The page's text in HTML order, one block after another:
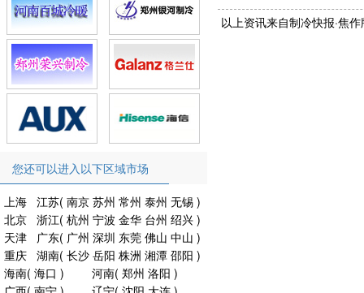
您还可以进入以下区域市场
上海 江苏( 南京 苏州 常州 泰州 无锡 )
北京 浙江( 杭州 宁波 金华 台州 绍兴 )
天津
广东( 广州 深圳 东莞 佛山 中山 )
重庆 湖南( 长沙 岳阳 株洲 湘潭 邵阳 )
海南( 海口 ) 河南( 郑州 洛阳 )
e数据为证！海尔磁悬浮
以上资讯来自制冷快报·焦作